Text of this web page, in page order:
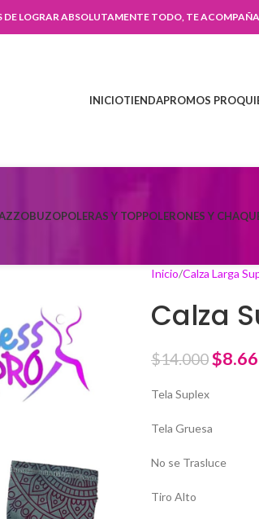
DE LOGRAR ABSOLUTAMENTE TODO, TE
INICIOTIENDAPROMOS PRO
BUZOPOLERAS Y TOPPOLERONES Y
Inicio Calza Larga
Calza
$14.000$
Tela Suplex
Tela Gruesa
No se Trasluce
Tiro Alto